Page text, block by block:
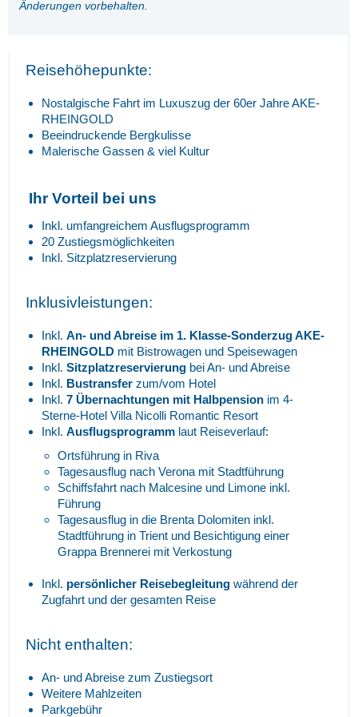
Änderungen vorbehalten.
Reisehöhepunkte:
Nostalgische Fahrt im Luxuszug der 60er Jahre AKE-
RHEINGOLD
Beeindruckende Bergkulisse
Malerische Gassen & viel Kultur
Ihr Vorteil bei uns
Inkl. umfangreichem Ausflugsprogramm
20 Zustiegsmöglichkeiten
Inkl. Sitzplatzreservierung
Inklusivleistungen:
Inkl. An- und Abreise im 1. Klasse-Sonderzug AKE-
RHEINGOLD mit Bistrowagen und Speisewagen
Inkl. Sitzplatzreservierung bei An- und Abreise
Inkl. Bustransfer zum/vom Hotel
Inkl. 7 Übernachtungen mit Halbpension im 4-
Sterne-Hotel Villa Nicolli Romantic Resort
Inkl. Ausflugsprogramm laut Reiseverlauf:
Ortsführung in Riva
Tagesausflug nach Verona mit Stadtführung
Schiffsfahrt nach Malcesine und Limone inkl.
Führung
Tagesausflug in die Brenta Dolomiten inkl.
Stadtführung in Trient und Besichtigung einer
Grappa Brennerei mit Verkostung
Inkl. persönlicher Reisebegleitung während der
Zugfahrt und der gesamten Reise
Nicht enthalten:
An- und Abreise zum Zustiegsort
Weitere Mahlzeiten
Parkgebühr